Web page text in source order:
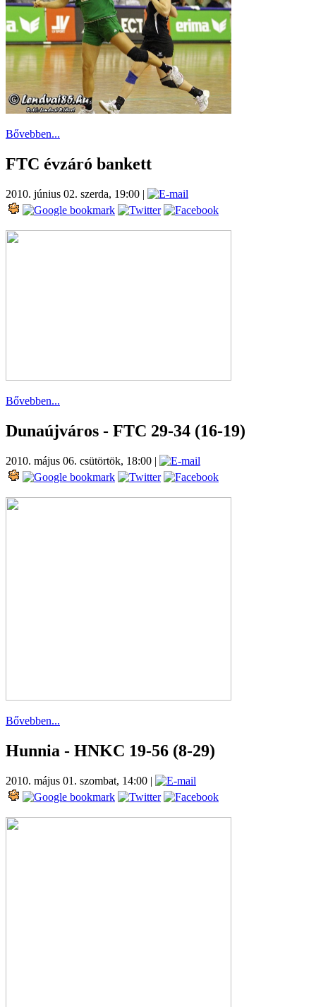
Bővebben...
FTC évzáró bankett
2010. június 02. szerda, 19:00 |
Bővebben...
Dunaújváros - FTC 29-34 (16-19)
2010. május 06. csütörtök, 18:00 |
Bővebben...
Hunnia - HNKC 19-56 (8-29)
2010. május 01. szombat, 14:00 |